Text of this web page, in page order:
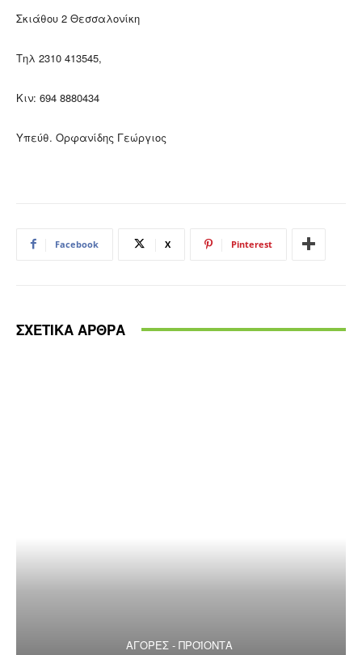
Σκιάθου 2 Θεσσαλονίκη
Τηλ 2310 413545,
Κιν: 694 8880434
Υπεύθ. Ορφανίδης Γεώργιος
Facebook X Pinterest
ΣΧΕΤΙΚΑ ΑΡΘΡΑ
ΑΓΟΡΕΣ - ΠΡΟΪΟΝΤΑ